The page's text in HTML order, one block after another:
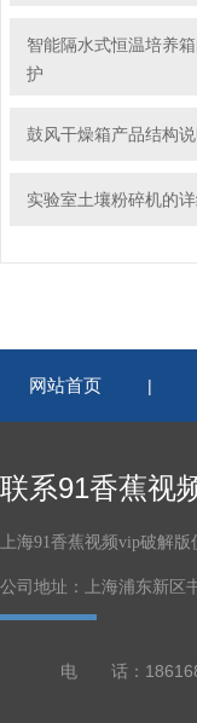
智能隔水式恒温培养
护
鼓风干燥箱产品结构说
实验室土壤粉碎机的
网站首页 |
联系91香蕉视
上海91香蕉视频vip破解版
公司地址：上海浦东新
电 话：